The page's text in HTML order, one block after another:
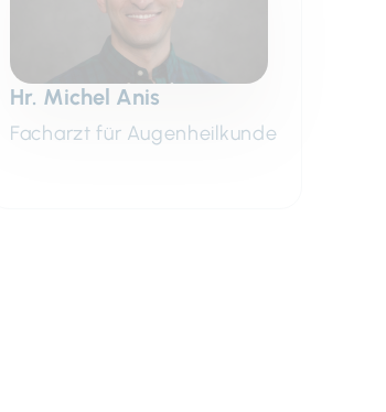
Hr. Michel Anis
Facharzt für Augenheilkunde